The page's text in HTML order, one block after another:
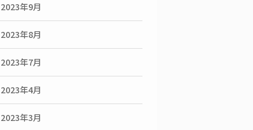
2023年9月
2023年8月
2023年7月
2023年4月
2023年3月